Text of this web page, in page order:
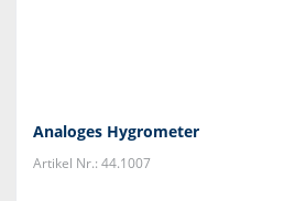
Analoges Hygrometer
Artikel Nr.: 44.1007